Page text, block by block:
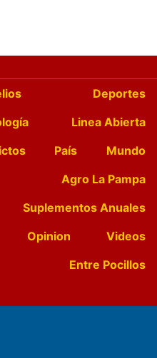
Deportes
Linea Abierta
País
Mundo
Agro La Pampa
Suplementos Anuales
Opinion
Videos
Entre Pocillos